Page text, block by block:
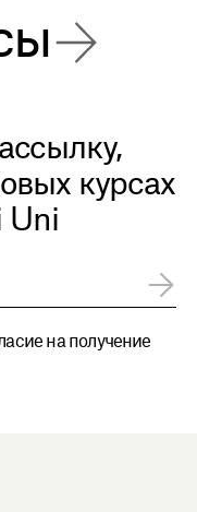
курсах
Uni
на получение